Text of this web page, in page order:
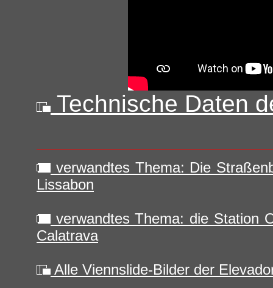
Technische Daten
verwandtes Thema: Die
Lissabon
verwandtes Thema: die Station
Calatrava
Alle Viennslide-Bilder der